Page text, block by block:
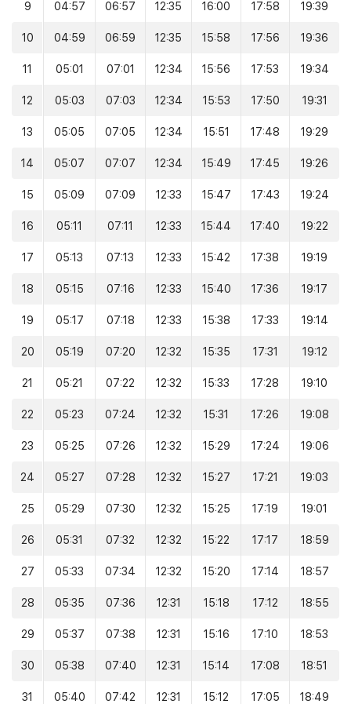
9 04:57 06:57 12:35 16:00 17:58 19:39
10 04:59 06:59 12:35 15:58 17:56 19:36
11 05:01 07:01 12:34 15:56 17:53 19:34
12 05:03 07:03 12:34 15:53 17:50 19:31
13 05:05 07:05 12:34 15:51 17:48 19:29
14 05:07 07:07 12:34 15:49 17:45 19:26
15 05:09 07:09 12:33 15:47 17:43 19:24
16 05:11 07:11 12:33 15:44 17:40 19:22
17 05:13 07:13 12:33 15:42 17:38 19:19
18 05:15 07:16 12:33 15:40 17:36 19:17
19 05:17 07:18 12:33 15:38 17:33 19:14
20 05:19 07:20 12:32 15:35 17:31 19:12
21 05:21 07:22 12:32 15:33 17:28 19:10
22 05:23 07:24 12:32 15:31 17:26 19:08
23 05:25 07:26 12:32 15:29 17:24 19:06
24 05:27 07:28 12:32 15:27 17:21 19:03
25 05:29 07:30 12:32 15:25 17:19 19:01
26 05:31 07:32 12:32 15:22 17:17 18:59
27 05:33 07:34 12:32 15:20 17:14 18:57
28 05:35 07:36 12:31 15:18 17:12 18:55
29 05:37 07:38 12:31 15:16 17:10 18:53
30 05:38 07:40 12:31 15:14 17:08 18:51
31 05:40 07:42 12:31 15:12 17:05 18:49